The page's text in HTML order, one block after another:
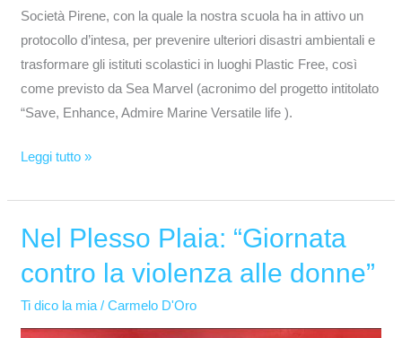
Società Pirene, con la quale la nostra scuola ha in attivo un
protocollo d’intesa, per prevenire ulteriori disastri ambientali e
trasformare gli istituti scolastici in luoghi Plastic Free, così
come previsto da Sea Marvel (acronimo del progetto intitolato
“Save, Enhance, Admire Marine Versatile life ).
Leggi tutto »
Nel Plesso Plaia: “Giornata
contro la violenza alle donne”
Ti dico la mia/Carmelo D'Oro
Nel
Plaia:
“Giornata
contro